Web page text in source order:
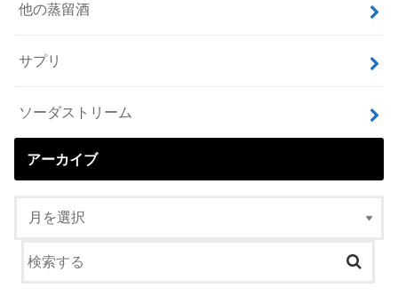
他の蒸留酒
サプリ
ソーダストリーム
アーカイブ